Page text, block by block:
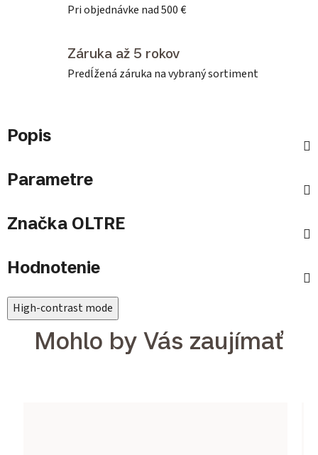
Pri objednávke nad 500 €
Záruka až 5 rokov
Predĺžená záruka na vybraný sortiment
Popis
Parametre
Značka OLTRE
Hodnotenie
High-contrast mode
Mohlo by Vás zaujímať